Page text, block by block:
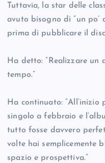
Tuttavia, la star delle
avuto bisogno di “un po’
prima di pubblicare il
Ha detto: “Realizzare un
tempo.”
Ha continuato: “All’inizio
singolo a febbraio e
tutto fosse davvero
volte hai semplicemente
spazio e prospettiva.”